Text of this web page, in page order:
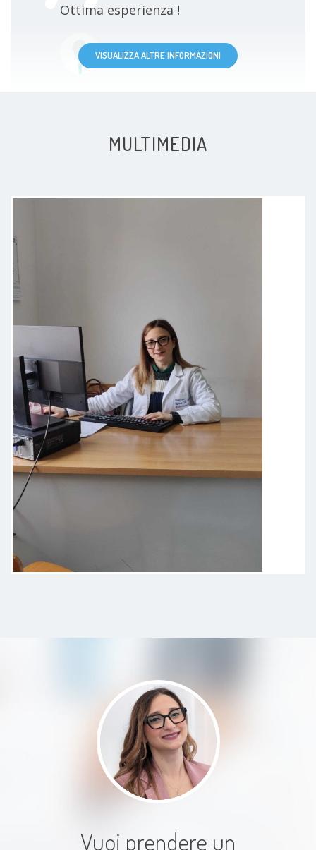
Ottima esperienza !
Paziente
La dottoressa come al solito è
stata eccellente ed esauriente a
tutte le mie domande. Spero di
essere sempre un suo paziente.
Grazie
professionista,estremamente
all’ascolto. Ha saputo mettermi a
mio agio spiegandomi ogni
dettaglio in modo chiaro e
comprensibile.
Paziente
VISUALIZZA ALTRE INFORMAZIONI
MULTIMEDIA
Vuoi prendere un